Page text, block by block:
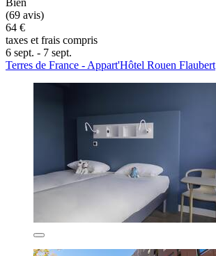
Bien
(69 avis)
64 €
taxes et frais compris
6 sept. - 7 sept.
Terres de France - Appart'Hôtel Rouen Flaubert